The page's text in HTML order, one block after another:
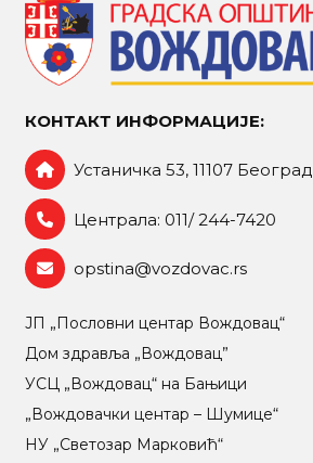
КОНТАКТ ИНФОРМАЦИЈЕ:
Устаничка 53, 11107 Београд
Централа: 011/ 244-7420
opstina@vozdovac.rs
ЈП „Пословни центар Вождовац“
Дом здравља „Вождовац”
УСЦ „Вождовац“ на Бањици
„Вождовачки центар – Шумице“
НУ „Светозар Марковић“